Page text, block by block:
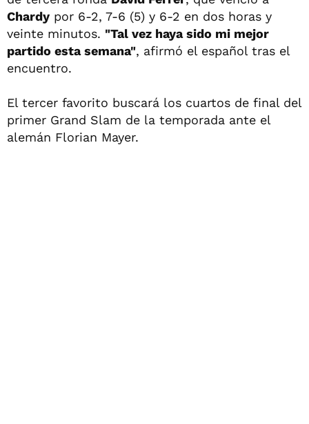
Chardy por 6-2, 7-6 (5) y 6-2 en dos horas y
veinte minutos. "Tal vez haya sido mi mejor
partido esta semana", afirmó el español tras el
encuentro.
El tercer favorito buscará los cuartos de final del
primer Grand Slam de la temporada ante el
alemán Florian Mayer.